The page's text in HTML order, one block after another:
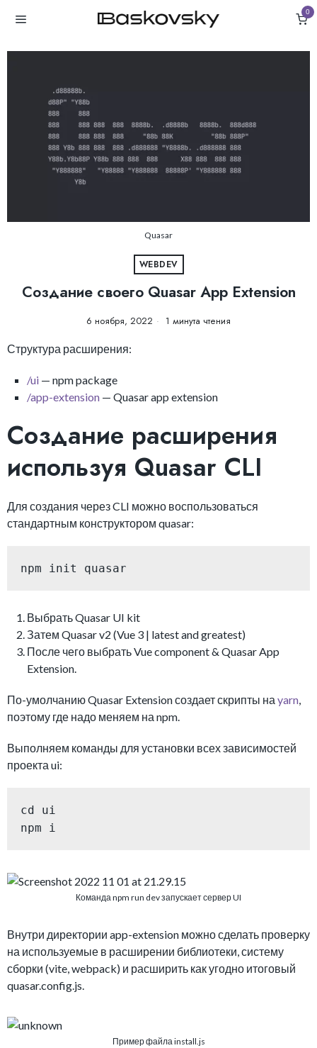
0
Quasar
WEBDEV
Создание своего Quasar App Extension
6 ноября, 2022 1 минута чтения
Структура расширения:
/ui — npm package
/app-extension — Quasar app extension
Создание расширения
используя Quasar CLI
Для создания через CLI можно воспользоваться
стандартным конструктором quasar:
npm init quasar
Выбрать Quasar UI kit
Затем Quasar v2 (Vue 3 | latest and greatest)
После чего выбрать Vue component & Quasar App
Extension.
По-умолчанию Quasar Extension создает скрипты на yarn
поэтому где надо меняем на npm.
Выполняем команды для установки всех зависимостей
проекта ui:
cd ui
npm i
Команда npm run dev запускает сервер UI
Внутри директории app-extension можно сделать проверку
на используемые в расширении библиотеки, систему
сборки (vite, webpack) и расширить как угодно итоговый
quasar.config.js.
Пример файла install.js